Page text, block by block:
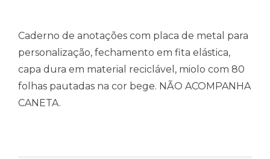
Caderno de anotações com placa de metal para
personalização, fechamento em fita elástica,
capa dura em material reciclável, miolo com 80
folhas pautadas na cor bege. NÃO ACOMPANHA
CANETA.